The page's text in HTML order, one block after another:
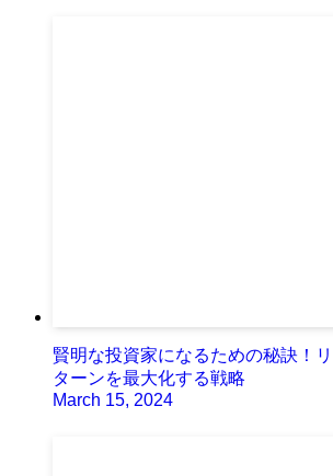
賢明な投資家になるための秘訣！
ターンを最大化する戦略
March 15, 2024